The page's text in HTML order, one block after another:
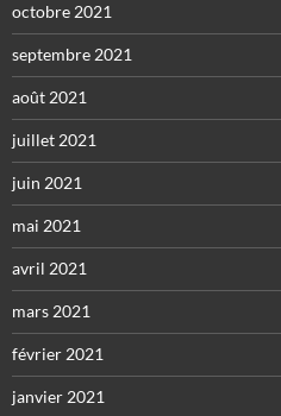
octobre 2021
septembre 2021
août 2021
juillet 2021
juin 2021
mai 2021
avril 2021
mars 2021
février 2021
janvier 2021